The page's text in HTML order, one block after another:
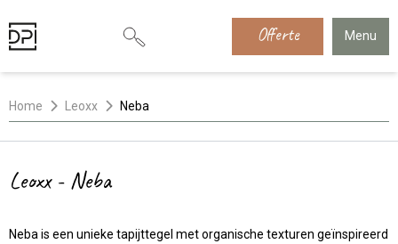
Offerte Menu
Home Leoxx Neba
Leoxx - Neba
Neba is een unieke tapijttegel met organische texturen geïnspireerd